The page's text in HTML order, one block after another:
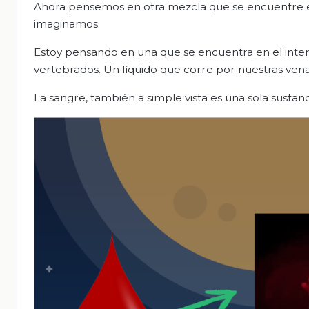
Ahora pensemos en otra mezcla que se
imaginamos.
Estoy pensando en una que se encuentra en el
vertebrados. Un líquido que corre por nuestras
La sangre, también a simple vista es una sola